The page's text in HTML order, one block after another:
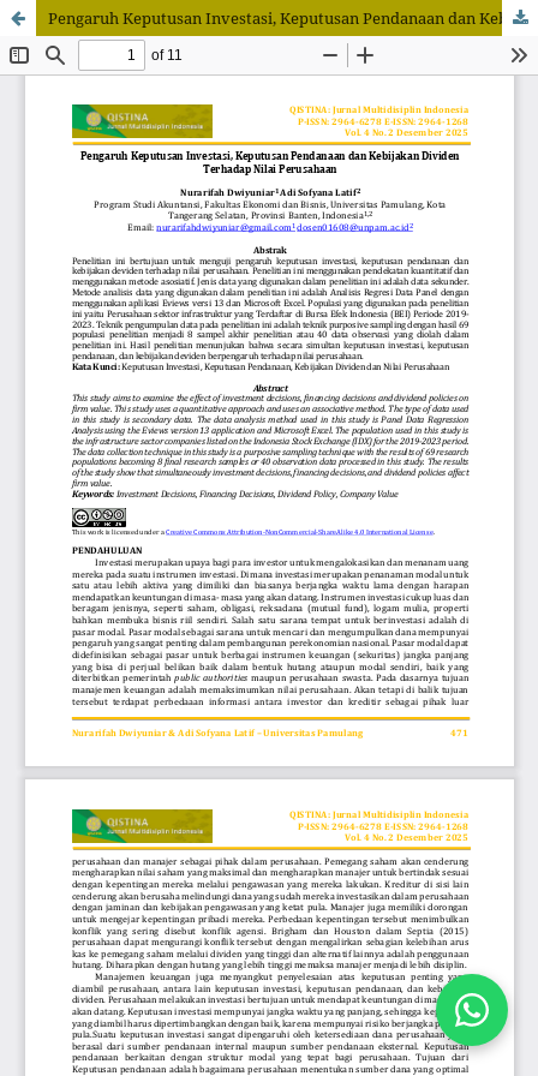
Pengaruh Keputusan Investasi, Keputusan Pendanaan dan Kebijakan Dividen Terhadap Nilai Perusahaan